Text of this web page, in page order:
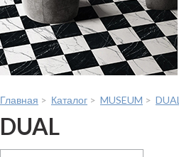
Главная > Каталог > MUSEUM > DUAL
DUAL